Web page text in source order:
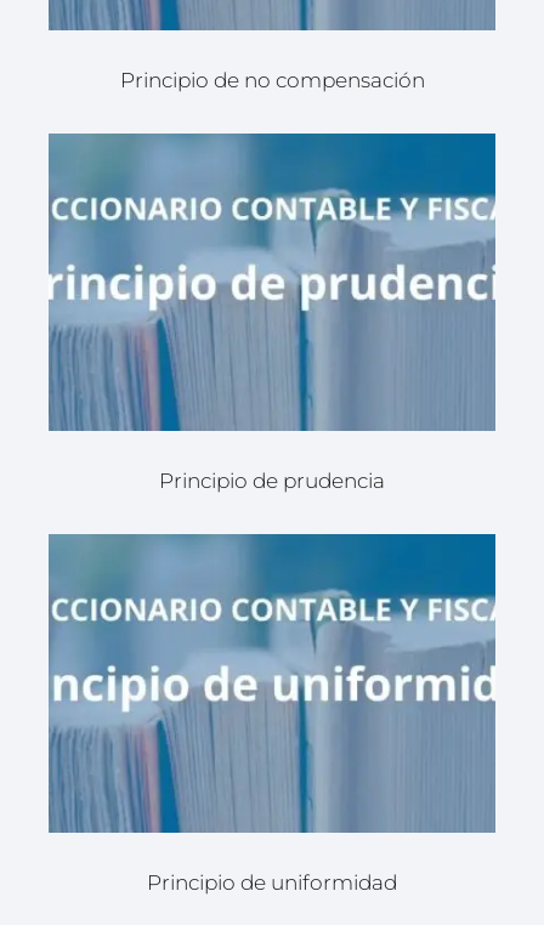
Principio de no compensación
Principio de prudencia
Principio de uniformidad